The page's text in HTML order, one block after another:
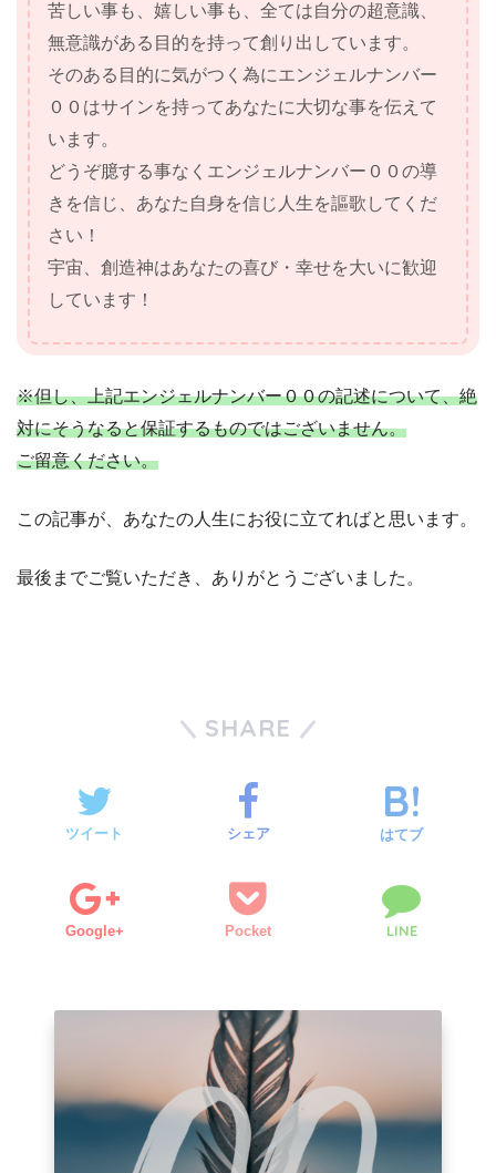
苦しい事も、嬉しい事も、全ては自分の超意識、
無意識がある目的を持って創り出しています。
そのある目的に気がつく為にエンジェルナンバー
００はサインを持ってあなたに大切な事を伝えて
います。
どうぞ臆する事なくエンジェルナンバー００の導
きを信じ、あなた自身を信じ人生を謳歌してくだ
さい！
宇宙、創造神はあなたの喜び・幸せを大いに歓迎
しています！
※但し、上記エンジェルナンバー００の記述について、絶
対にそうなると保証するものではございません。
ご留意ください。
この記事が、あなたの人生にお役に立てればと思います。
最後までご覧いただき、ありがとうございました。
SHARE
ツイート シェア はてブ
Google+ Pocket LINE